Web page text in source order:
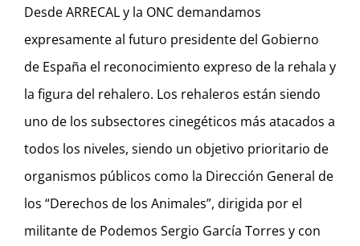
Desde ARRECAL y la ONC demandamos
expresamente al futuro presidente del Gobierno
de España el reconocimiento expreso de la rehala y
la figura del rehalero. Los rehaleros están siendo
uno de los subsectores cinegéticos más atacados a
todos los niveles, siendo un objetivo prioritario de
organismos públicos como la Dirección General de
los “Derechos de los Animales”, dirigida por el
militante de Podemos Sergio García Torres y con